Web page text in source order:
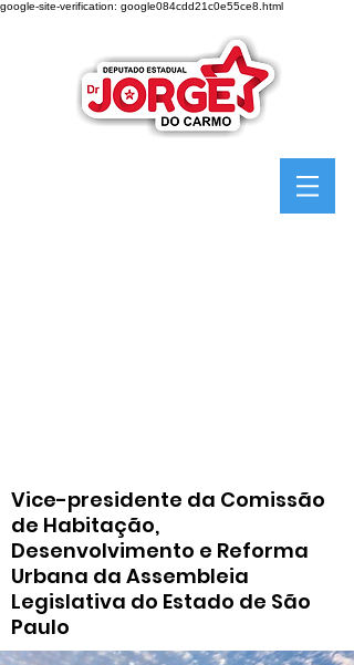
google-site-verification: google084cdd21c0e55ce8.html
Vice-presidente da Comissão
de Habitação,
Desenvolvimento e Reforma
Urbana da Assembleia
Legislativa do Estado de São
Paulo